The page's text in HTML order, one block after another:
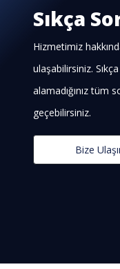
Sıkça
Hizmetimiz
ulaşabilirsiniz.
alamadığınız tüm
geçebilirsiniz.
Bize